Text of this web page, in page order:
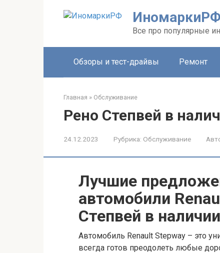
ИномаркиРФ
Все про популярные
Обзоры и тест-драйвы Ремонт
Главная » Обслуживание
Рено Степвей в
24.12.2023 Рубрика: Обслуживание
Лучшие
автомобили
Степвей в наличии
Автомобиль Renault Stepway – это
всегда готов преодолеть любые